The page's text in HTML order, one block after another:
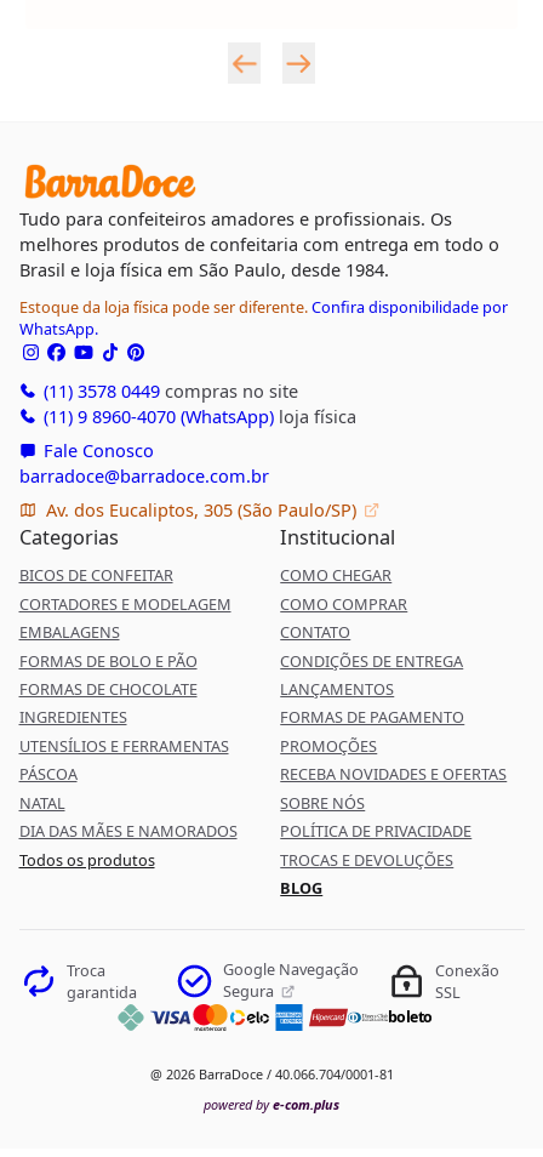
Tudo para confeiteiros amadores e profissionais. Os
melhores produtos de confeitaria com entrega em todo o
Brasil e loja física em São Paulo, desde 1984.
Estoque da loja física pode ser diferente.Confira disponibilidade por
WhatsApp.
(11) 3578 0449compras no site
(11) 9 8960-4070 (WhatsApp)loja física
Fale Conosco
barradoce@barradoce.com.br
Av. dos Eucaliptos, 305 (São Paulo/SP)
Categorias
BICOS DE CONFEITAR
CORTADORES E MODELAGEM
EMBALAGENS
FORMAS DE BOLO E PÃO
FORMAS DE CHOCOLATE
INGREDIENTES
UTENSÍLIOS E FERRAMENTAS
PÁSCOA
NATAL
DIA DAS MÃES E NAMORADOS
Todos os produtos
Institucional
COMO CHEGAR
COMO COMPRAR
CONTATO
CONDIÇÕES DE ENTREGA
LANÇAMENTOS
FORMAS DE PAGAMENTO
PROMOÇÕES
RECEBA NOVIDADES E OFERTAS
SOBRE NÓS
POLÍTICA DE PRIVACIDADE
TROCAS E DEVOLUÇÕES
BLOG
Troca
garantida
Google Navegação
Segura
Conexão
SSL
boleto
@ 2026 BarraDoce / 40.066.704/0001-81
powered bye-com.plus